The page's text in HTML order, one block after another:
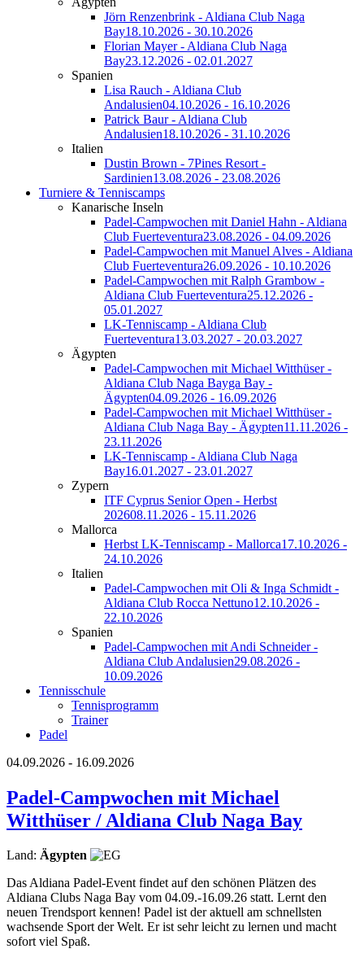
Jörn Renzenbrink - Aldiana Club Naga
Bay18.10.2026 - 30.10.2026
Florian Mayer - Aldiana Club Naga
Bay23.12.2026 - 02.01.2027
Spanien
Lisa Rauch - Aldiana Club
Andalusien04.10.2026 - 16.10.2026
Patrick Baur - Aldiana Club
Andalusien18.10.2026 - 31.10.2026
Italien
Dustin Brown - 7Pines Resort -
Sardinien13.08.2026 - 23.08.2026
Turniere & Tenniscamps
Kanarische Inseln
Padel-Campwochen mit Daniel Hahn - Aldiana
Club Fuerteventura23.08.2026 - 04.09.2026
Padel-Campwochen mit Manuel Alves - Aldiana
Club Fuerteventura26.09.2026 - 10.10.2026
Padel-Campwochen mit Ralph Grambow -
Aldiana Club Fuerteventura25.12.2026 -
05.01.2027
LK-Tenniscamp - Aldiana Club
Fuerteventura13.03.2027 - 20.03.2027
Ägypten
Padel-Campwochen mit Michael Witthüser -
Aldiana Club Naga Bayga Bay -
Ägypten04.09.2026 - 16.09.2026
Padel-Campwochen mit Michael Witthüser -
Aldiana Club Naga Bay - Ägypten11.11.2026 -
23.11.2026
LK-Tenniscamp - Aldiana Club Naga
Bay16.01.2027 - 23.01.2027
Zypern
ITF Cyprus Senior Open - Herbst
202608.11.2026 - 15.11.2026
Mallorca
Herbst LK-Tenniscamp - Mallorca17.10.2026 -
24.10.2026
Italien
Padel-Campwochen mit Oli & Inga Schmidt -
Aldiana Club Rocca Nettuno12.10.2026 -
22.10.2026
Spanien
Padel-Campwochen mit Andi Schneider -
Aldiana Club Andalusien29.08.2026 -
10.09.2026
Tennisschule
Tennisprogramm
Trainer
Padel
04.09.2026 - 16.09.2026
Padel-Campwochen mit Michael
Witthüser / Aldiana Club Naga Bay
Land: Ägypten
Das Aldiana Padel-Event findet auf den schönen Plätzen des
Aldiana Clubs Naga Bay vom 04.09.-16.09.26 statt. Lernt den
neuen Trendsport kennen! Padel ist der aktuell am schnellsten
wachsende Sport der Welt. Er ist sehr leicht zu lernen und macht
sofort viel Spaß.